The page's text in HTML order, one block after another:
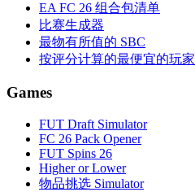
EA FC 26 组合包清单
比赛生成器
最物有所值的 SBC
按评分计算的最便宜的玩家
Games
FUT Draft Simulator
FC 26 Pack Opener
FUT Spins 26
Higher or Lower
物品挑选 Simulator